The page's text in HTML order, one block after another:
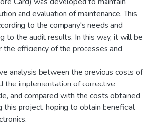
and evaluation of maintenance. This
to the company's needs and
to the audit results. In this way, it will be
efficiency of the processes and
analysis between the previous costs of
the implementation of corrective
and compared with the costs obtained
this project, hoping to obtain beneficial